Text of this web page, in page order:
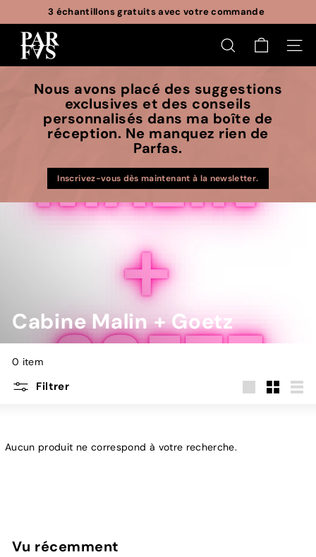
au
contenu
Diaporama
3 échantillons gratuits avec votre commande
P
a
RECHERCHER
Nous avons placé des suggestions
exclusives et des conseils
personnalisés dans ma boîte de
réception. Ne manquez rien de
Parfas.
Inscrivez-vous dès maintenant à la newsletter.
Cabine Malin + Goetz
0 item
Filtrer
Aucun produit ne correspond à votre recherche.
Vu récemment